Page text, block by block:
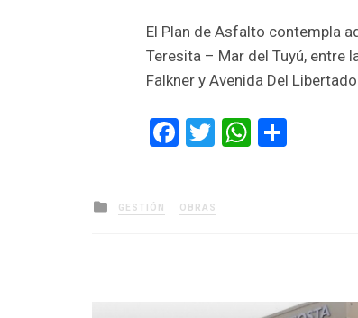
El Plan de Asfalto contempla
Teresita – Mar del Tuyú, entre
Falkner y Avenida Del
Facebook
Twitter
Posted
in
GESTIÓN OBRAS